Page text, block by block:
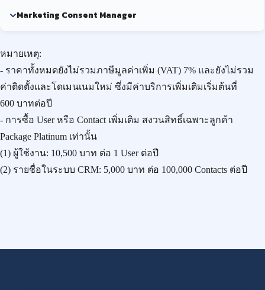
Marketing Consent Manager
หมายเหตุ:
- ราคาทั้งหมดยังไม่รวมภาษีมูลค่าเพิ่ม (VAT) 7% และยังไม่รวม
ค่าติดตั้งและโดเมนเนมใหม่ ซึ่งมีค่าบริการเพิ่มเติมเริ่มต้นที่
600 บาทต่อปี
- การซื้อ User หรือ Contact เพิ่มเติม สงวนสิทธิ์เฉพาะลูกค้า
Package Platinum เท่านั้น
(1) ผู้ใช้งาน: 10,500 บาท ต่อ 1 User ต่อปี
(2) รายชื่อในระบบ CRM: 5,000 บาท ต่อ 100,000 Contacts ต่อปี